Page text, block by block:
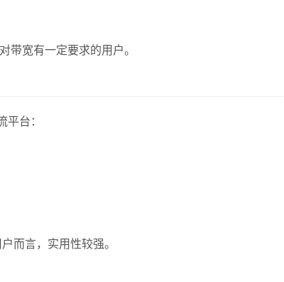
带宽有一定要求的用户。
平台：
而言，实用性较强。